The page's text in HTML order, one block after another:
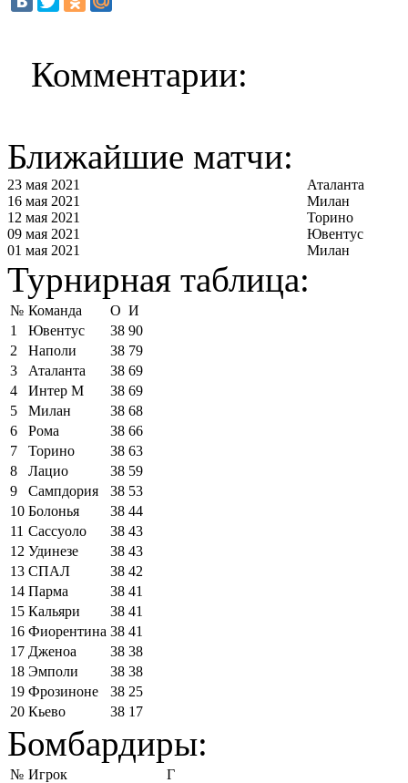
Комментарии:
Ближайшие матчи:
23 мая 2021
Аталанта
16 мая 2021
Милан
12 мая 2021
Торино
09 мая 2021
Ювентус
01 мая 2021
Милан
Турнирная таблица:
№ Команда О И
1
Ювентус 38 90
2
Наполи 38 79
3
Аталанта 38 69
4
Интер М 38 69
5
Милан 38 68
6
Рома 38 66
7
Торино 38 63
8
Лацио 38 59
9
Сампдория 38 53
10 Болонья 38 44
11 Сассуоло 38 43
12 Удинезе 38 43
13 СПАЛ 38 42
14 Парма 38 41
15 Кальяри 38 41
16 Фиорентина 38 41
17 Дженоа 38 38
18 Эмполи 38 38
19 Фрозиноне 38 25
20 Кьево 38 17
Бомбардиры:
№ Игрок
Г